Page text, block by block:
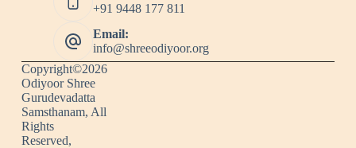
+91 9448 177 811
Email:
info@shreeodiyoor.org
Copyright©2026
Odiyoor Shree
Gurudevadatta
Samsthanam, All
Rights
Reserved,